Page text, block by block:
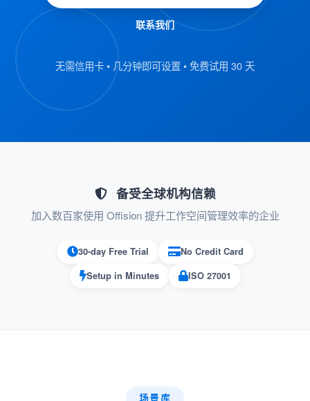
文本 ： 允许访客输入文本答案。
必填字段设置
题。
已禁用的问题
可定制的数据收集
联系我们
无需信用卡 • 几分钟即可设置 • 免费试用 30 天
备受全球机构信赖
加入数百家使用 Offision 提升工作空间管理效率的企业
30-day Free Trial
No Credit Card
Setup in Minutes
ISO 27001
场景库